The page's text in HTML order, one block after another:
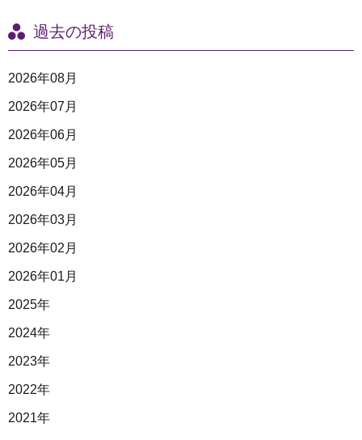
過去の投稿
2026年08月
2026年07月
2026年06月
2026年05月
2026年04月
2026年03月
2026年02月
2026年01月
2025年
2024年
2023年
2022年
2021年